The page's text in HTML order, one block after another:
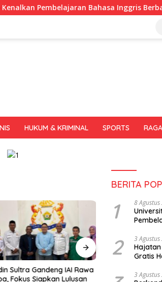
Pembelajaran Bahasa Inggris Berbasis
HUKUM & KRIMINAL SPORTS
Sultra Gandeng IAI Rawa
Fokus Siapkan Lulusan
Festival
BERITA
1 8
2 3
Hajatan
Gratis
3